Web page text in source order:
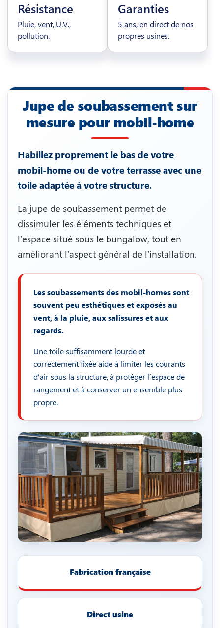
Résistance
Pluie, vent, U.V.,
pollution.
Garanties
5 ans, en direct de nos
propres usines.
Jupe de soubassement sur
mesure pour mobil-home
Habillez proprement le bas de votre
mobil-home ou de votre terrasse avec une
toile adaptée à votre structure.
La jupe de soubassement permet de
dissimuler les éléments techniques et
l’espace situé sous le bungalow, tout en
améliorant l’aspect général de l’installation.
Les soubassements des mobil-homes sont
souvent peu esthétiques et exposés au
vent, à la pluie, aux salissures et aux
regards.
Une toile suffisamment lourde et
correctement fixée aide à limiter les courants
d’air sous la structure, à protéger l’espace de
rangement et à conserver un ensemble plus
propre.
Fabrication française
Direct usine